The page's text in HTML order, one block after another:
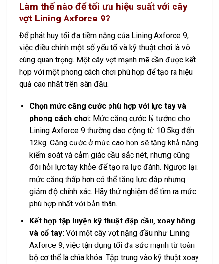
Làm thế nào để tối ưu hiệu suất với cây
vợt Lining Axforce 9?
Để phát huy tối đa tiềm năng của Lining Axforce 9,
việc điều chỉnh một số yếu tố và kỹ thuật chơi là vô
cùng quan trọng. Một cây vợt mạnh mẽ cần được kết
hợp với một phong cách chơi phù hợp để tạo ra hiệu
quả cao nhất trên sân đấu.
Chọn mức căng cước phù hợp với lực tay và
phong cách chơi:Mức căng cước lý tưởng cho
Lining Axforce 9 thường dao động từ 10.5kg đến
12kg. Căng cước ở mức cao hơn sẽ tăng khả năng
kiểm soát và cảm giác cầu sắc nét, nhưng cũng
đòi hỏi lực tay khỏe để tạo ra lực đánh. Ngược lại,
mức căng thấp hơn có thể tăng lực đập nhưng
giảm độ chính xác. Hãy thử nghiệm để tìm ra mức
phù hợp nhất với bản thân.
Kết hợp tập luyện kỹ thuật đập cầu, xoay hông
và cổ tay:Với một cây vợt nặng đầu như Lining
Axforce 9, việc tận dụng tối đa sức mạnh từ toàn
bộ cơ thể là chìa khóa. Tập trung vào kỹ thuật xoay